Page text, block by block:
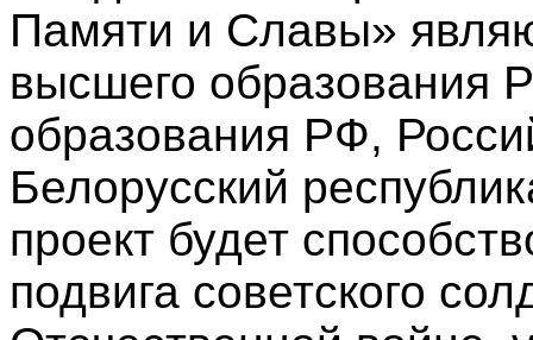
Памяти и Славы»
высшего образования
образования РФ,
Белорусский
проект будет
подвига советского